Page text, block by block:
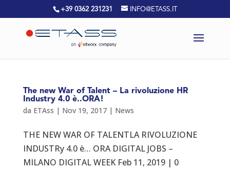
+39 0362 231231 INFO@ETASS.IT
The new War of Talent – La rivoluzione HR
Industry 4.0 è..ORA!
da ETAss | Nov 19, 2017| News
THE NEW WAR OF TALENTLA RIVOLUZIONE
INDUSTRy 4.0 è… ORA DIGITAL JOBS –
MILANO DIGITAL WEEK Feb 11, 2019 | 0